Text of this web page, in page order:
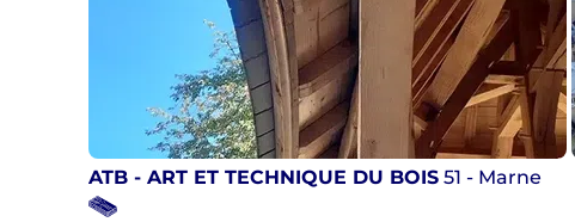
ATB - ART ET TECHNIQUE DU BOIS 51 - Marne